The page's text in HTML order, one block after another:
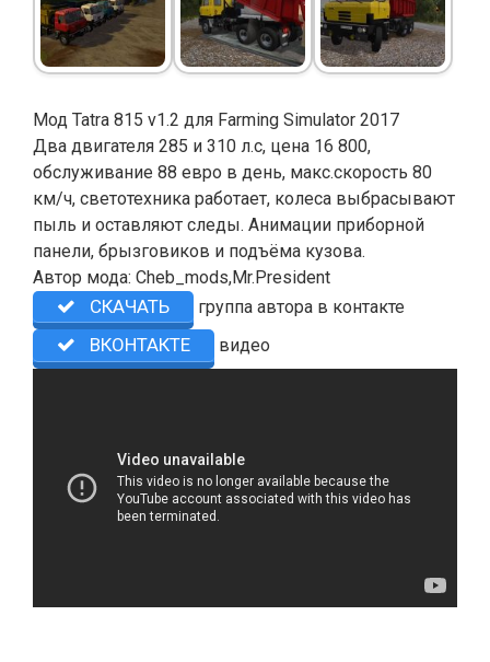
Мод Tatra 815 v1.2 для Farming Simulator 2017
Два двигателя 285 и 310 л.с, цена 16 800,
обслуживание 88 евро в день, макс.скорость 80
км/ч, светотехника работает, колеса выбрасывают
пыль и оставляют следы. Анимации приборной
панели, брызговиков и подъёма кузова.
Автор мода: Cheb_mods,Mr.President
СКАЧАТЬ группа автора в контакте
ВКОНТАКТЕ видео